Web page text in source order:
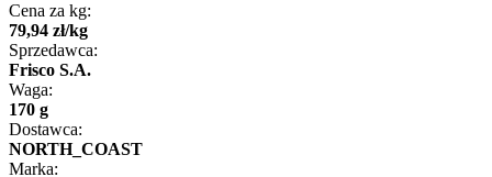
Cena za kg:
79,94 zł/kg
Sprzedawca:
Frisco S.A.
Waga:
170 g
Dostawca:
NORTH_COAST
Marka: